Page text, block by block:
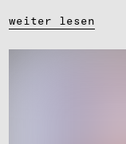
weiter lesen